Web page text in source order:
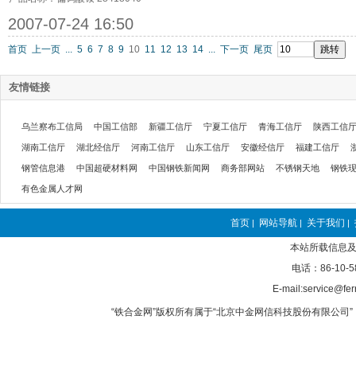
2007-07-24 16:50
首页 上一页 ... 5 6 7 8 9 10 11 12 13 14 ... 下一页 尾页
友情链接
乌兰察布工信局 中国工信部 新疆工信厅 宁夏工信厅 青海工信厅 陕西工信厅
湖南工信厅 湖北经信厅 河南工信厅 山东工信厅 安徽经信厅 福建工信厅
钢管信息港 中国超硬材料网 中国钢铁新闻网 商务部网站 不锈钢天地 钢铁
有色金属人才网
首页 | 网站导航 | 关于我们 |
本站所载信息
电话：86-10-
E-
“铁合金网”版权所有属于“北京中金网信科技股份有限公司